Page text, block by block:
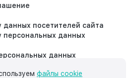
данных посетителей сайта
персональных данных
данных
данных третьим
файлы cookie